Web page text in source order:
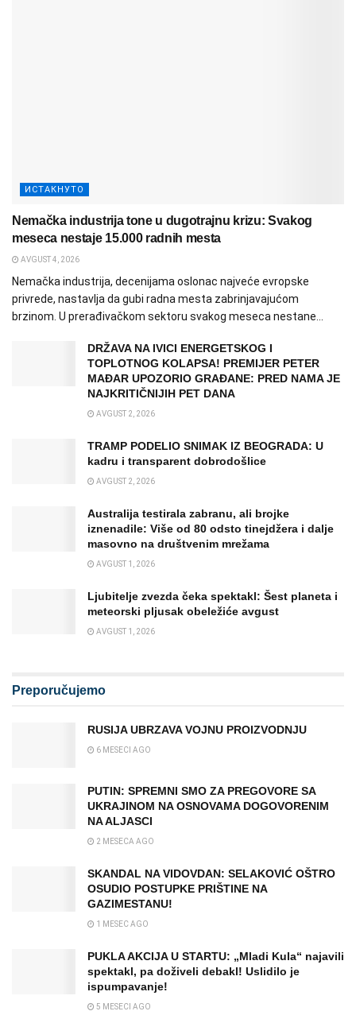
ИСТАКНУТО
Nemačka industrija tone u dugotrajnu krizu: Svakog
meseca nestaje 15.000 radnih mesta
AVGUST 4, 2026
Nemačka industrija, decenijama oslonac najveće evropske
privrede, nastavlja da gubi radna mesta zabrinjavajućom
brzinom. U prerađivačkom sektoru svakog meseca nestane...
DRŽAVA NA IVICI ENERGETSKOG I
TOPLOTNOG KOLAPSA! PREMIJER PETER
MAĐAR UPOZORIO GRAĐANE: PRED NAMA JE
NAJKRITIČNIJIH PET DANA
AVGUST 2, 2026
TRAMP PODELIO SNIMAK IZ BEOGRADA: U
kadru i transparent dobrodošlice
AVGUST 2, 2026
Australija testirala zabranu, ali brojke
iznenadile: Više od 80 odsto tinejdžera i dalje
masovno na društvenim mrežama
AVGUST 1, 2026
Ljubitelje zvezda čeka spektakl: Šest planeta i
meteorski pljusak obeležiće avgust
AVGUST 1, 2026
Preporučujemo
RUSIJA UBRZAVA VOJNU PROIZVODNJU
6 MESECI AGO
PUTIN: SPREMNI SMO ZA PREGOVORE SA
UKRAJINOM NA OSNOVAMA DOGOVORENIM
NA ALJASCI
2 MESECA AGO
SKANDAL NA VIDOVDAN: SELAKOVIĆ OŠTRO
OSUDIO POSTUPKE PRIŠTINE NA
GAZIMESTANU!
1 MESEC AGO
PUKLA AKCIJA U STARTU: „Mladi Kula“ najavili
spektakl, pa doživeli debakl! Uslіdilo je
ispumpavanje!
5 MESECI AGO